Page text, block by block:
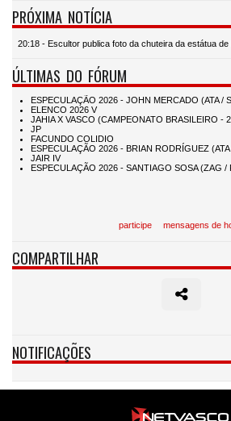
PRÓXIMA NOTÍCIA
20:18 - Escultor publica foto da chuteira da estátua
ÚLTIMAS DO FÓRUM
participe mensagens de
COMPARTILHAR
NOTIFICAÇÕES